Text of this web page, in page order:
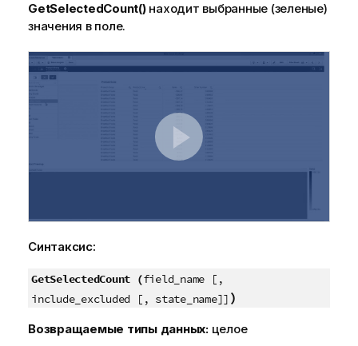
GetSelectedCount()находит выбранные (зеленые)
значения в поле.
Синтаксис:
GetSelectedCount (field_name [,
include_excluded [, state_name]] )
Возвращаемые типы данных: целое